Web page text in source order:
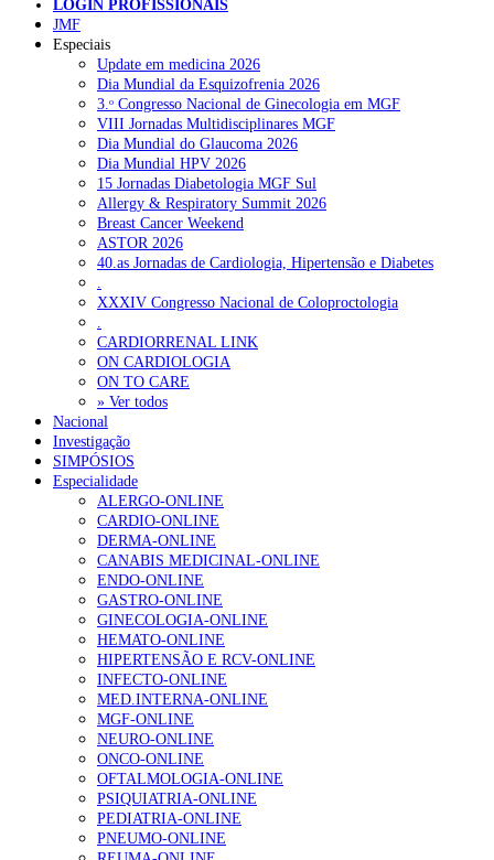
disponíveis”, conclui.
Mieloma múltiplo: a esperança no avanço científico e no
desenvolvimento de terapêuticas inovadoras
NOTÍCIAS RECENTES
Quase 11.900 jovens recorreram aos cheques psicólogo e
nutricionista no primeiro mês
7 de Agosto, 2026
ULS de Coimbra estreia cirurgia endoscópica do ouvido com
apoio robótico em Portugal
Enfermeiros exigem esclarecimentos sobre eventual gestão
privada da ULS do Algarve 7 de Agosto, 2026
Ordem dos Médicos alerta para riscos no novo sistema de acesso
a consultas e cirurgias 7 de Agosto, 2026
Portugal está a formar os médicos de que precisa?
2026
NOTÍCIAS MAIS LIDAS
Enfermagem Forense. “Da urgência ao tribunal, cada
gesto conta e cada profissional faz a diferença”
203 visualizações
1.º Episódio do Podcast “Frequência Cardio – Sintoniza-
te na Insuficiência Cardíaca” da Bayer
202 visualizações
Alguns milhares de utentes podem ficar sem médico de
família com nova regras do registo, alerta associação
160 visualizações
LOGIN PROFISSIONAIS
JMF
Especiais
Update em medicina 2026
Dia Mundial da Esquizofrenia 2026
3.ᵒ Congresso Nacional de Ginecologia em MGF
VIII Jornadas Multidisciplinares MGF
Dia Mundial do Glaucoma 2026
Dia Mundial HPV 2026
15 Jornadas Diabetologia MGF Sul
Allergy & Respiratory Summit 2026
Breast Cancer Weekend
ASTOR 2026
40.as Jornadas de Cardiologia, Hipertensão e Diabetes
.
XXXIV Congresso Nacional de Coloproctologia
.
CARDIORRENAL LINK
ON CARDIOLOGIA
ON TO CARE
» Ver todos
Nacional
Investigação
SIMPÓSIOS
Especialidade
ALERGO-ONLINE
CARDIO-ONLINE
DERMA-ONLINE
CANABIS MEDICINAL-ONLINE
ENDO-ONLINE
GASTRO-ONLINE
GINECOLOGIA-ONLINE
HEMATO-ONLINE
HIPERTENSÃO E RCV-ONLINE
INFECTO-ONLINE
MED.INTERNA-ONLINE
MGF-ONLINE
NEURO-ONLINE
ONCO-ONLINE
OFTALMOLOGIA-ONLINE
PSIQUIATRIA-ONLINE
PEDIATRIA-ONLINE
PNEUMO-ONLINE